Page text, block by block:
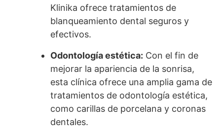
Klinika ofrece tratamientos de
blanqueamiento dental seguros y
efectivos.
Odontología estética: Con el fin de
mejorar la apariencia de la sonrisa,
esta clínica ofrece una amplia gama de
tratamientos de odontología estética,
como carillas de porcelana y coronas
dentales.